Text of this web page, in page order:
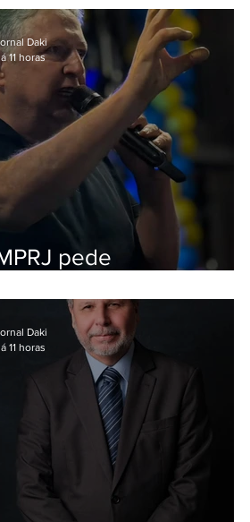
na Zona Oeste
pede
Daki
11 horas
Daki
11 horas